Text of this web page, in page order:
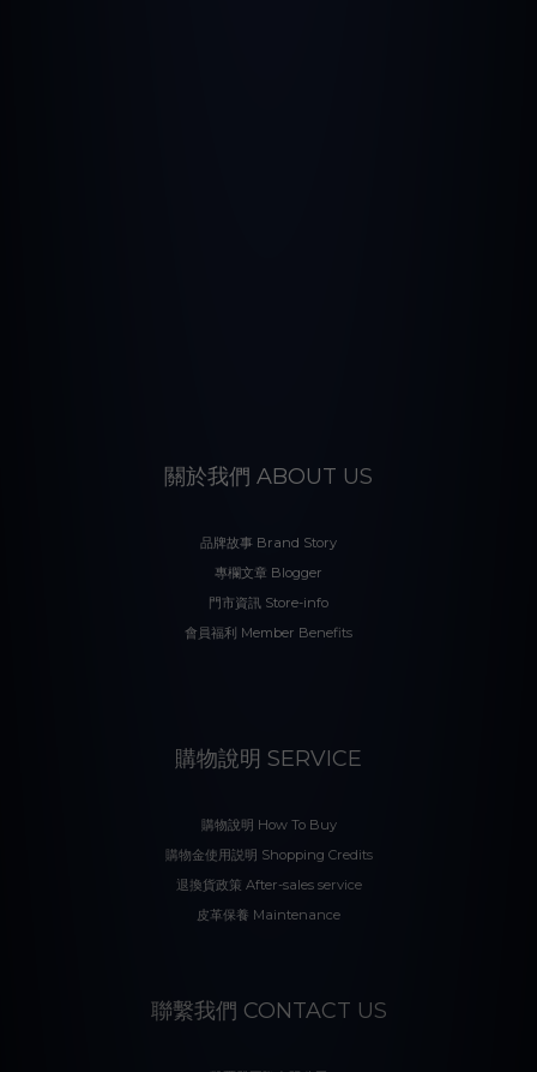
關於我們 ABOUT US
品牌故事 Brand Story
專欄文章 Blogger
門市資訊 Store-info
會員福利 Member Benefits
購物說明 SERVICE
購物說明 How To Buy
購物金使用説明 Shopping Credits
退換貨政策 After-sales service
皮革保養 Maintenance
聯繫我們 CONTACT US